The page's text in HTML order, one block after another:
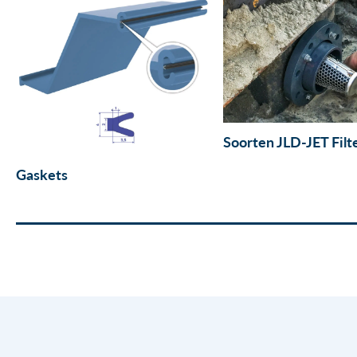
Gaskets
Soorten JLD-JET